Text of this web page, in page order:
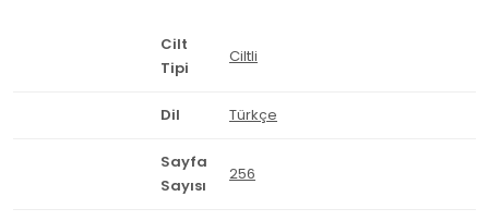
Cilt
Tipi
Ciltli
Dil Türkçe
Sayfa
Sayısı
256